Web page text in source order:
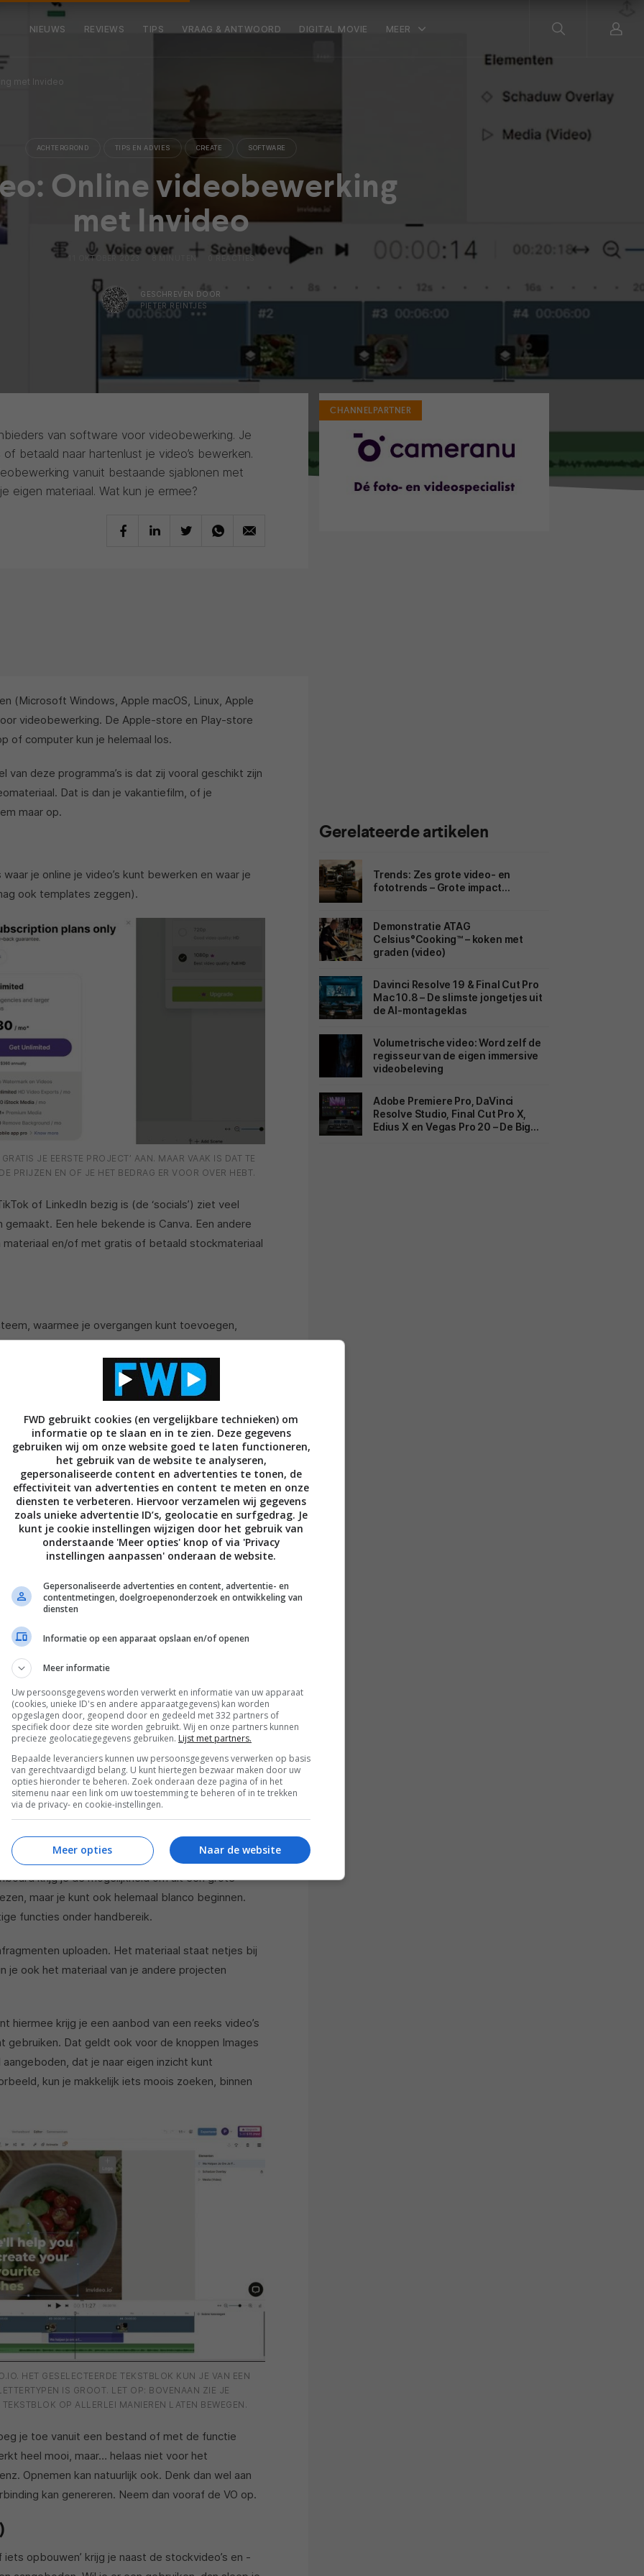
NIEUWS REVIEWS TIPS VRAAG & ANTWOORD DIGITAL MOVIE MEER
met Invideo
ACHTERGROND TIPS EN ADVIES CREATE SOFTWARE
Online videobewerking
met Invideo
11 OKTOBER 2023 8 MINUTEN 0 REACTIES
GESCHREVEN DOOR
PIETER REINTJES
van software voor videobewerking. Je
betaald naar hartenlust je video’s bewerken.
vanuit bestaande sjablonen met
eigen materiaal. Wat kun je ermee?
(Microsoft Windows, Apple macOS, Linux, Apple
videobewerking. De Apple-store en Play-store
of computer kun je helemaal los.
van deze programma’s is dat zij vooral geschikt zijn
Dat is dan je vakantiefilm, of je
maar op.
je online je video’s kunt bewerken en waar je
ook templates zeggen).
JE EERSTE PROJECT’ AAN. MAAR VAAK IS DAT TE
PRIJZEN EN OF JE HET BEDRAG ER VOOR OVER HEBT.
of LinkedIn bezig is (de ‘socials’) ziet veel
Een hele bekende is Canva. Een andere
en/of met gratis of betaald stockmateriaal
waarmee je overgangen kunt toevoegen,
effecten voor de tekst (fade in fade out op
eigen materiaal gebruiken, maar ook bestaand
En wanneer je kiest voor een sjabloon,
vervangen door ander materiaal. Dat andere
je dat uploaden), of het is materiaal vanuit het
of betaald.
PRODUCTIE? ZOEK ER EEN IN HET AANGEBODEN
websites die deze faciliteiten bieden, hebben in
krijg je de mogelijkheid om uit een grote
maar je kunt ook helemaal blanco beginnen.
functies onder handbereik.
uploaden. Het materiaal staat netjes bij
je ook het materiaal van je andere projecten
hiermee krijg je een aanbod van een reeks video’s
gebruiken. Dat geldt ook voor de knoppen Images
dat je naar eigen inzicht kunt
kun je makkelijk iets moois zoeken, binnen
HET GESELECTEERDE TEKSTBLOK KUN JE VAN EEN
IS GROOT. LET OP: BOVENAAN ZIE JE
OP ALLERLEI MANIEREN LATEN BEWEGEN.
je toe vanuit een bestand of met de functie
heel mooi, maar… helaas niet voor het
Opnemen kan natuurlijk ook. Denk dan wel aan
kan genereren. Neem dan vooraf de VO op.
opbouwen’ krijg je naast de stockvideo’s en -
CHANNELPARTNER
Gerelateerde artikelen
Trends: Zes grote video- en
fototrends – Grote impact…
Demonstratie ATAG
Celsius°Cooking™ – koken met
graden (video)
Davinci Resolve 19 & Final Cut Pro
Mac 10.8 – De slimste jongetjes uit
de AI-montageklas
Volumetrische video: Word zelf de
regisseur van de eigen immersive
videobeleving
Adobe Premiere Pro, DaVinci
Resolve Studio, Final Cut Pro X,
Edius X en Vegas Pro 20 – De Big
FWD gebruikt cookies (en vergelijkbare technieken) om
informatie op te slaan en in te zien. Deze gegevens
gebruiken wij om onze website goed te laten functioneren,
het gebruik van de website te analyseren,
gepersonaliseerde content en advertenties te tonen, de
effectiviteit van advertenties en content te meten en onze
diensten te verbeteren. Hiervoor verzamelen wij gegevens
zoals unieke advertentie ID’s, geolocatie en surfgedrag. Je
kunt je cookie instellingen wijzigen door het gebruik van
onderstaande 'Meer opties' knop of via 'Privacy
instellingen aanpassen' onderaan de website.
Gepersonaliseerde advertenties en content, advertentie- en
contentmetingen, doelgroepenonderzoek en ontwikkeling van
diensten
Informatie op een apparaat opslaan en/of openen
Meer informatie
Uw persoonsgegevens worden verwerkt en informatie van uw apparaat
(cookies, unieke ID's en andere apparaatgegevens) kan worden
opgeslagen door, geopend door en gedeeld met 332 partners of
specifiek door deze site worden gebruikt. Wij en onze partners kunnen
precieze geolocatiegegevens gebruiken. Lijst met partners.
Bepaalde leveranciers kunnen uw persoonsgegevens verwerken op basis
van gerechtvaardigd belang. U kunt hiertegen bezwaar maken door uw
opties hieronder te beheren. Zoek onderaan deze pagina of in het
sitemenu naar een link om uw toestemming te beheren of in te trekken
via de privacy- en cookie-instellingen.
Naar de website
Meer opties